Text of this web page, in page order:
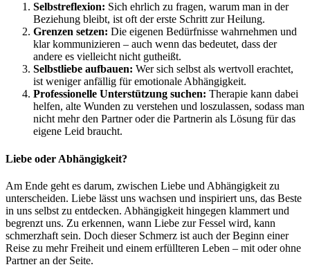
Selbstreflexion: Sich ehrlich zu fragen, warum man in der
Beziehung bleibt, ist oft der erste Schritt zur Heilung.
Grenzen setzen: Die eigenen Bedürfnisse wahrnehmen und
klar kommunizieren – auch wenn das bedeutet, dass der
andere es vielleicht nicht gutheißt.
Selbstliebe aufbauen: Wer sich selbst als wertvoll erachtet,
ist weniger anfällig für emotionale Abhängigkeit.
Professionelle Unterstützung suchen: Therapie kann dabei
helfen, alte Wunden zu verstehen und loszulassen, sodass man
nicht mehr den Partner oder die Partnerin als Lösung für das
eigene Leid braucht.
Liebe oder Abhängigkeit?
Am Ende geht es darum, zwischen Liebe und Abhängigkeit zu
unterscheiden. Liebe lässt uns wachsen und inspiriert uns, das Beste
in uns selbst zu entdecken. Abhängigkeit hingegen klammert und
begrenzt uns. Zu erkennen, wann Liebe zur Fessel wird, kann
schmerzhaft sein. Doch dieser Schmerz ist auch der Beginn einer
Reise zu mehr Freiheit und einem erfüllteren Leben – mit oder ohne
Partner an der Seite.